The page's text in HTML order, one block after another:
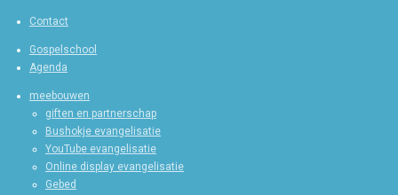
Contact
Gospelschool
Agenda
meebouwen
giften en partnerschap
Bushokje evangelisatie
YouTube evangelisatie
Online display evangelisatie
Gebed